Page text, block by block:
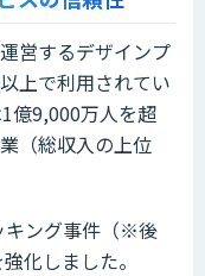
営するデザインプ
上で利用されてい
億9,000万人を超
（総収入の上位
キング事件（※後
化しました。